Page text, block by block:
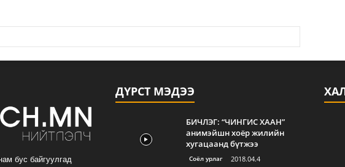
бус байгуулгад
ДҮРСТ МЭДЭЭ
БИЧЛЭГ: “ЧИНГИС ХААН”
анимэйшн хоёр жилийн
хугацаанд бүтжээ
Соёл урлаг 2018.04.4